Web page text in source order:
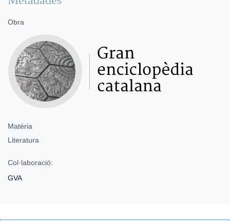
Obra
Matèria
Literatura
Col·laboració:
GVA